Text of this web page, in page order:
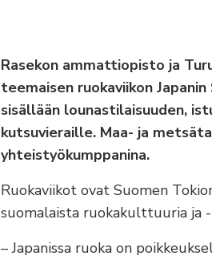
Rasekon ammattiopisto ja
teemaisen ruokaviikon
sisällään lounastilaisuuden,
kutsuvieraille. Maa- ja
yhteistyökumppanina.
Ruokaviikot ovat Suomen
suomalaista ruokakulttuuria ja
– Japanissa ruoka on